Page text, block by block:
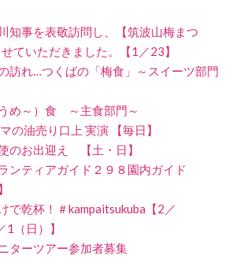
事を表敬訪問し、【筑波山梅まつ
ていただきました。【1／23】
訪れ…つくばの「梅食」～スイーツ部門
め～）食 ～主食部門～
の油売り口上 実演 【毎日】
のお出迎え 【土・日】
ンティアガイド２９８園内ガイド
で乾杯！＃kampaitsukuba【2／
（日）】
ターツアー参加者募集